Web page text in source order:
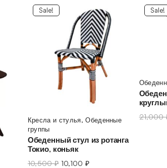
Sale!
Кресла и стулья,Обеденные
группы
Обеденный стул из ротанга
Токио, коньяк
10,500₽ 10,100 ₽
Sale!
21,000